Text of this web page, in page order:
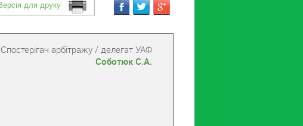
Cпостерігач арбітражу / делегат УАФ
Соботюк С.А.